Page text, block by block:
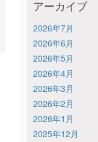
アーカイブ
2026年7月
2026年6月
2026年5月
2026年4月
2026年3月
2026年2月
2026年1月
2025年12月